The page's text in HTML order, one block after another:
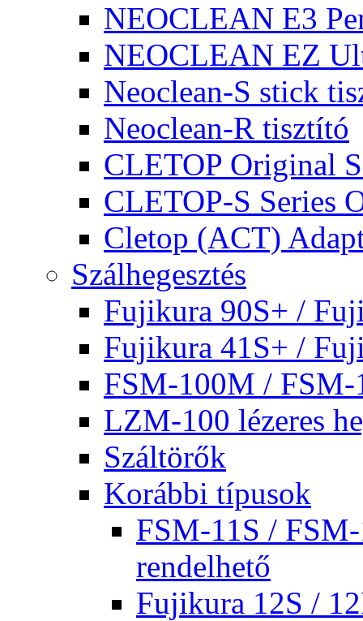
NEOCLEAN E3
NEOCLEAN EZ
Neoclean-S stick
Neoclean-R tisztító
CLETOP Original
CLETOP-S Series
Cletop (ACT)
Szálhegesztés
Fujikura 90S+ /
Fujikura 41S+ /
FSM-100M / FSM-
LZM-100 lézeres
Száltörők
Korábbi típusok
FSM-11S /
rendelhető
Fujikura 12S /